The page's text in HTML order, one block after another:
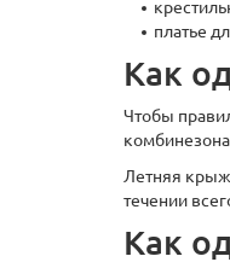
платье
Как
Чтобы
Летняя
течении
Как